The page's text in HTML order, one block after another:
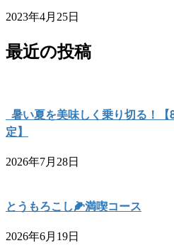
2023年4月25日
最近の投稿
暑い夏を美味しく乗り切る！
定】
2026年7月28日
とうもろこし🌽満喫コース
2026年6月19日